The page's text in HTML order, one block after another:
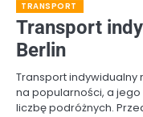
TRANSPORT
Transport
Berlin
Transport indywidualny
na popularności, a
liczbę podróżnych.